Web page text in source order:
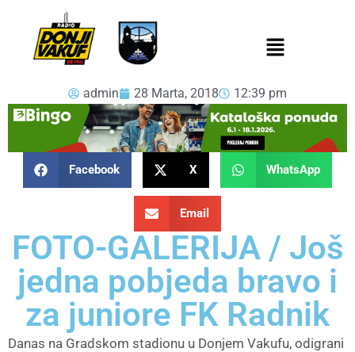
admin 28 Marta, 2018 12:39 pm
Facebook X WhatsApp
Email
FOTO-GALERIJA / Još
jedna pobjeda bravo i
za juniore FK Radnik
Danas na Gradskom stadionu u Donjem Vakufu, odigrani